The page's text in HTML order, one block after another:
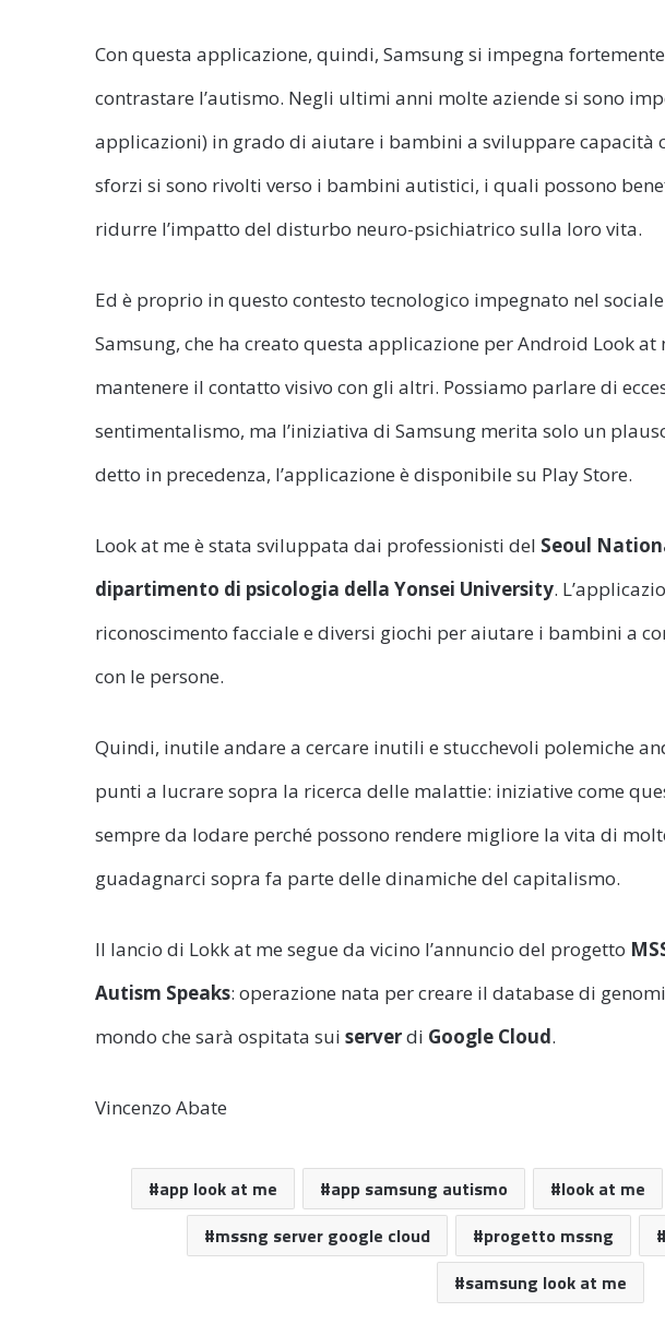
Con questa applicazione, quindi, Samsung si impegna
contrastare l’autismo. Negli ultimi anni molte aziende si sono
applicazioni) in grado di aiutare i bambini a sviluppare capacità
sforzi si sono rivolti verso i bambini autistici, i quali possono
ridurre l’impatto del disturbo neuro-psichiatrico sulla loro vita.
Ed è proprio in questo contesto tecnologico impegnato nel
Samsung, che ha creato questa applicazione per Android Look
mantenere il contatto visivo con gli altri. Possiamo parlare di
sentimentalismo, ma l’iniziativa di Samsung merita solo un
detto in precedenza, l’applicazione è disponibile su Play Store.
Look at me è stata sviluppata dai professionisti del Seoul
dipartimento di psicologia della Yonsei University.
riconoscimento facciale e diversi giochi per aiutare i bambini a
con le persone.
Quindi, inutile andare a cercare inutili e stucchevoli polemiche
punti a lucrare sopra la ricerca delle malattie: iniziative come
sempre da lodare perché possono rendere migliore la vita di
guadagnarci sopra fa parte delle dinamiche del capitalismo.
Il lancio di Lokk at me segue da vicino l’annuncio del progetto
Autism Speaks: operazione nata per creare il database di
mondo che sarà ospitata sui serverdi Google Cloud.
Vincenzo Abate
app look at me app samsung autismo look at me
mssng server google cloud
progetto mssng
samsung look at me